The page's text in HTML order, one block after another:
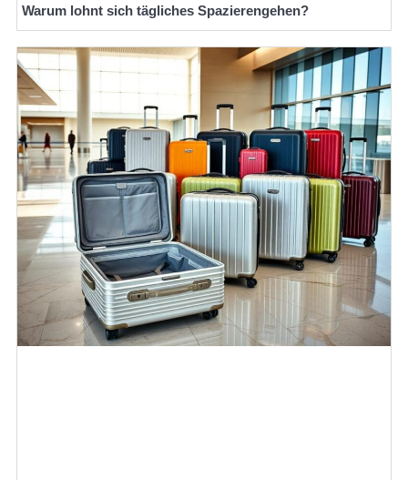
Warum lohnt sich tägliches Spazierengehen?